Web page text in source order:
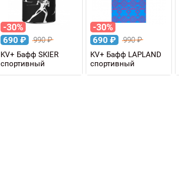
-30%
690 ₽ 990₽
KV+ Бафф SKIER
спортивный
-30%
690 ₽ 990₽
KV+ Бафф LAPLAND
спортивный